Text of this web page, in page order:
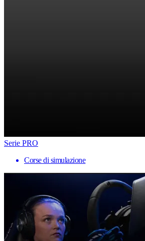
Serie PRO
Corse di simulazione